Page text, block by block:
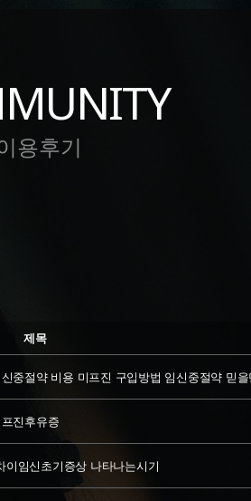
용후기
제목
중절약 비용 미프진 구입방법 임신중절약 믿을
진후유증
임신초기증상 나타나는시기